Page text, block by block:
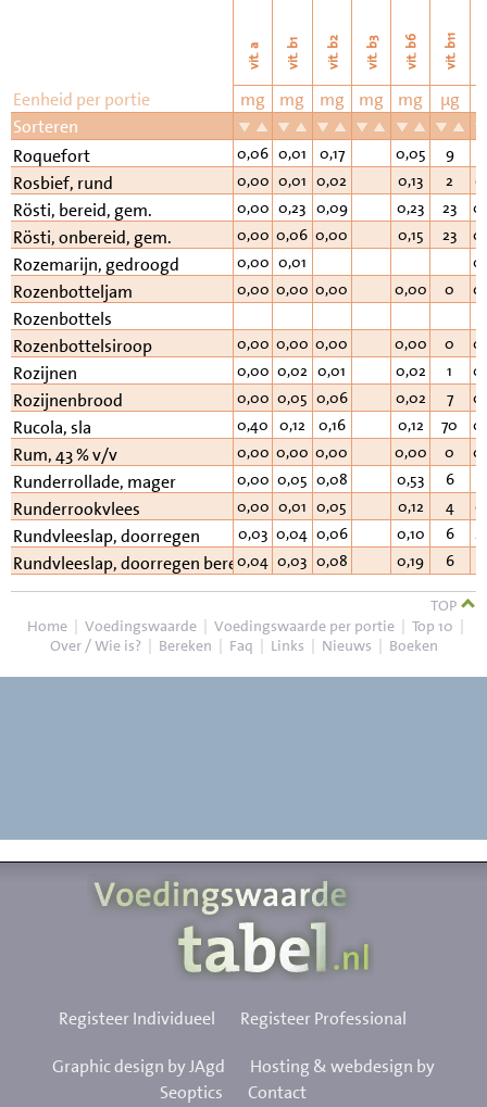
vit. a vit. b1 vit. b2 vit. b3 vit. b6 vit. b11
Eenheid per portie mg mg mg mg mg µg
Sorteren
Roquefort
0,06 0,01 0,17 0,05 9
Rosbief, rund 0,00 0,01 0,02 0,13 2
Rösti, bereid, gem. 0,00 0,23 0,09 0,23 23
Rösti, onbereid, gem. 0,00 0,06 0,00 0,15 23
Rozemarijn, gedroogd 0,00 0,01
Rozenbotteljam 0,00 0,00 0,00 0,00 0
Rozenbottels
Rozenbottelsiroop
0,00 0,00 0,00 0,00 0
Rozijnen 0,00 0,02 0,01 0,02 1
Rozijnenbrood 0,00 0,05 0,06 0,02 7
Rucola, sla 0,40 0,12 0,16 0,12 70
Rum, 43 % v/v 0,00 0,00 0,00 0,00 0
Runderrollade, mager 0,00 0,05 0,08 0,53 6
Runderrookvlees 0,00 0,01 0,05 0,12 4
Rundvleeslap, doorregen 0,03 0,04 0,06 0,10 6
Rundvleeslap, doorregen bereid0,04 0,03 0,08 0,19 6
TOP
Home | Voedingswaarde | Voedingswaarde per portie | Top 10 |
Over / Wie is? | Bereken | Faq | Links | Nieuws | Boeken
Registeer Individueel Registeer Professional
Graphic design by JAgd
Hosting & webdesign by
Seoptics
Contact